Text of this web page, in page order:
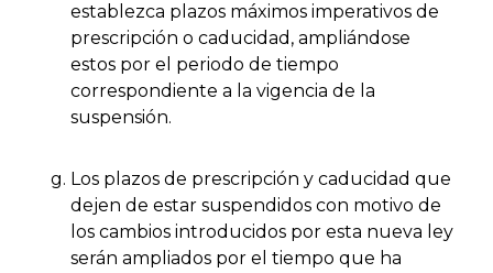
establezca plazos máximos imperativos de
prescripción o caducidad, ampliándose
estos por el periodo de tiempo
correspondiente a la vigencia de la
suspensión.
Los plazos de prescripción y caducidad que
dejen de estar suspendidos con motivo de
los cambios introducidos por esta nueva ley
serán ampliados por el tiempo que ha